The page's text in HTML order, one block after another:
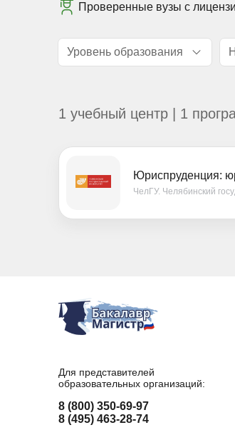
Проверенные вузы с
Уровень образования
1 учебный центр | 1
Юриспруденция:
ЧелГУ. Челябинский
Для представителей
образовательных организаций:
8 (800) 350-69-97
8 (495) 463-28-74